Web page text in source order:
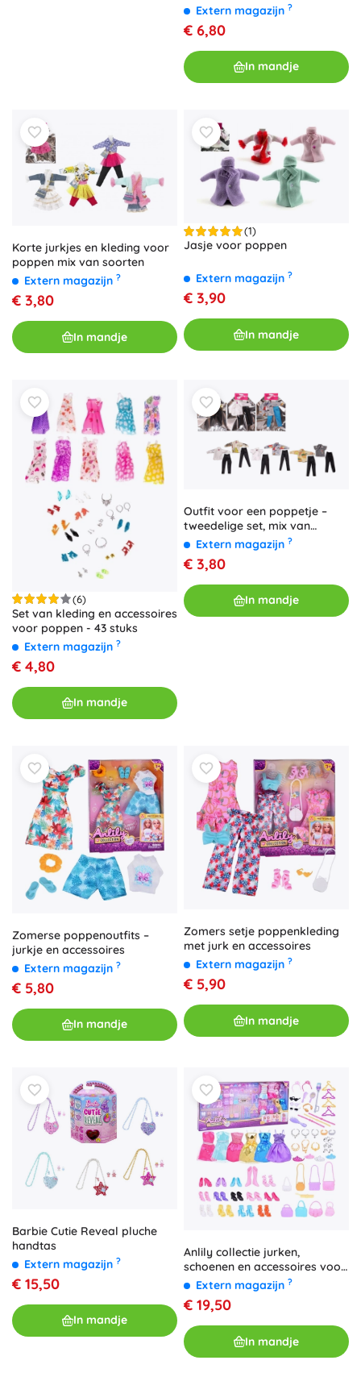
Extern magazijn ?
€ 6,80
In mandje
Korte jurkjes en kleding voor
poppen mix van soorten
Extern magazijn ?
€ 3,80
In mandje
(1)
Jasje voor poppen
Extern magazijn ?
€ 3,90
In mandje
(6)
Set van kleding en accessoires
voor poppen - 43 stuks
Extern magazijn ?
€ 4,80
In mandje
Outfit voor een poppetje –
tweedelige set, mix van
soorten
Extern magazijn ?
€ 3,80
In mandje
Zomerse poppenoutfits –
jurkje en accessoires
Extern magazijn ?
€ 5,80
In mandje
Zomers setje poppenkleding
met jurk en accessoires
Extern magazijn ?
€ 5,90
In mandje
Barbie Cutie Reveal pluche
handtas
Extern magazijn ?
€ 15,50
In mandje
Anlily collectie jurken,
schoenen en accessoires voor
poppen
Extern magazijn ?
€ 19,50
In mandje